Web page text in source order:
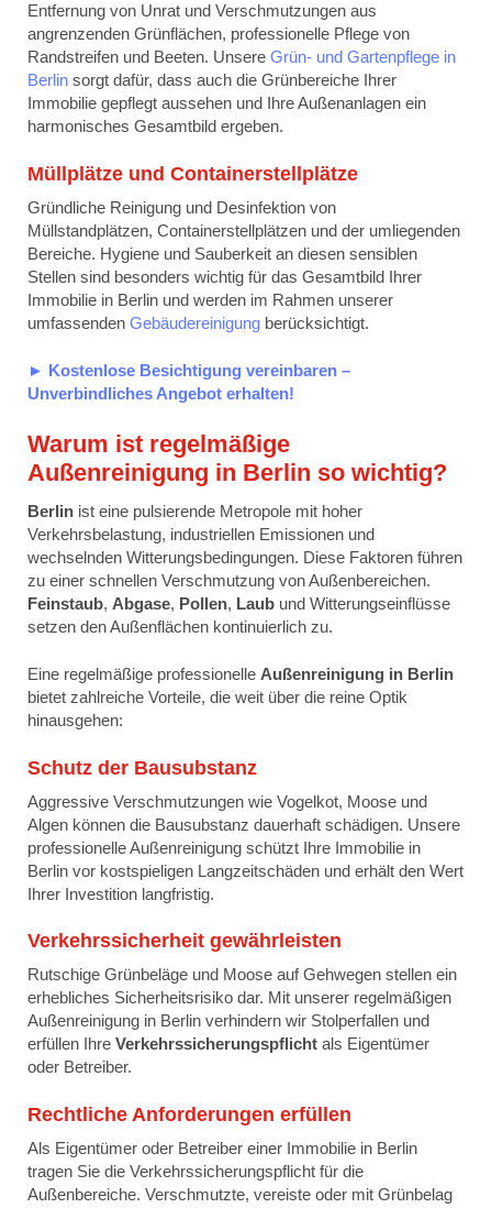
Entfernung von Unrat und Verschmutzungen aus
angrenzenden Grünflächen, professionelle Pflege von
Randstreifen und Beeten. Unsere Grün- und Gartenpflege in
Berlin sorgt dafür, dass auch die Grünbereiche Ihrer
Immobilie gepflegt aussehen und Ihre Außenanlagen ein
harmonisches Gesamtbild ergeben.
Müllplätze und Containerstellplätze
Gründliche Reinigung und Desinfektion von
Müllstandplätzen, Containerstellplätzen und der umliegenden
Bereiche. Hygiene und Sauberkeit an diesen sensiblen
Stellen sind besonders wichtig für das Gesamtbild Ihrer
Immobilie in Berlin und werden im Rahmen unserer
umfassenden Gebäudereinigung berücksichtigt.
► Kostenlose Besichtigung vereinbaren –
Unverbindliches Angebot erhalten!
Warum ist regelmäßige
Außenreinigung in Berlin so wichtig?
Berlin ist eine pulsierende Metropole mit hoher
Verkehrsbelastung, industriellen Emissionen und
wechselnden Witterungsbedingungen. Diese Faktoren führen
zu einer schnellen Verschmutzung von Außenbereichen.
Feinstaub, Abgase, Pollen, Laub und Witterungseinflüsse
setzen den Außenflächen kontinuierlich zu.
Eine regelmäßige professionelle Außenreinigung in Berlin
bietet zahlreiche Vorteile, die weit über die reine Optik
hinausgehen:
Schutz der Bausubstanz
Aggressive Verschmutzungen wie Vogelkot, Moose und
Algen können die Bausubstanz dauerhaft schädigen. Unsere
professionelle Außenreinigung schützt Ihre Immobilie in
Berlin vor kostspieligen Langzeitschäden und erhält den Wert
Ihrer Investition langfristig.
Verkehrssicherheit gewährleisten
Rutschige Grünbeläge und Moose auf Gehwegen stellen ein
erhebliches Sicherheitsrisiko dar. Mit unserer regelmäßigen
Außenreinigung in Berlin verhindern wir Stolperfallen und
erfüllen Ihre Verkehrssicherungspflicht als Eigentümer
oder Betreiber.
Rechtliche Anforderungen erfüllen
Als Eigentümer oder Betreiber einer Immobilie in Berlin
tragen Sie die Verkehrssicherungspflicht für die
Außenbereiche. Verschmutzte, vereiste oder mit Grünbelag